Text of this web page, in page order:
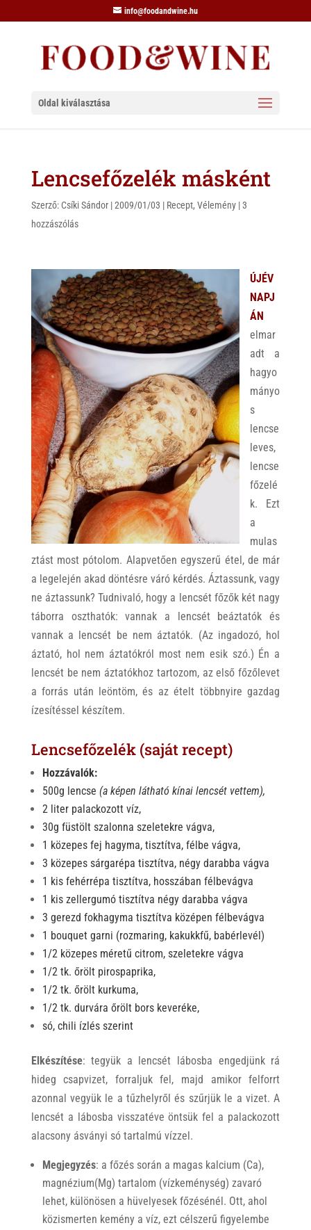
info@foodandwine.hu
Oldal kiválasztása
Lencsefőzelék másként
Szerző: Csíki Sándor|2009/01/03 | Recept, Vélemény|3
hozzászólás
ÚJÉV
NAPJ
ÁN
elmar
adt a
hagyo
mányo
s
lencse
leves,
lencse
főzelé
k. Ezt
a
mulas
ztást most pótolom. Alapvetően egyszerű étel, de már
a legelején akad döntésre váró kérdés. Áztassunk, vagy
ne áztassunk? Tudnivaló, hogy a lencsét főzők két nagy
táborra oszthatók: vannak a lencsét beáztatók és
vannak a lencsét be nem áztatók. (Az ingadozó, hol
áztató, hol nem áztatókról most nem esik szó.) Én a
lencsét be nem áztatókhoz tartozom, az első főzőlevet
a forrás után leöntöm, és az ételt többnyire gazdag
ízesítéssel készítem.
Lencsefőzelék (saját recept)
Hozzávalók:
500g lencse (a képen látható kínai lencsét vettem),
2 liter palackozott víz,
30g füstölt szalonna szeletekre vágva,
1 közepes fej hagyma, tisztítva, félbe vágva,
3 közepes sárgarépa tisztítva, négy darabba vágva
1 kis fehérrépa tisztítva, hosszában félbevágva
1 kis zellergumó tisztítva négy darabba vágva
3 gerezd fokhagyma tisztítva középen félbevágva
1 bouquet garni (rozmaring, kakukkfű, babérlevél)
1/2 közepes méretű citrom, szeletekre vágva
1/2 tk. őrölt pirospaprika,
1/2 tk. őrölt kurkuma,
1/2 tk. durvára őrölt bors keveréke,
só, chili ízlés szerint
Elkészítése: tegyük a lencsét lábosba engedjünk rá
hideg csapvizet, forraljuk fel, majd amikor felforrt
azonnal vegyük le a tűzhelyről és szűrjük le a vizet. A
lencsét a lábosba visszatéve öntsük fel a palackozott
alacsony ásványi só tartalmú vízzel.
Megjegyzés: a főzés során a magas kalcium (Ca),
magnézium(Mg) tartalom (vízkeménység) zavaró
lehet, különösen a hüvelyesek főzésénél. Ott, ahol
közismerten kemény a víz, ezt célszerű figyelembe